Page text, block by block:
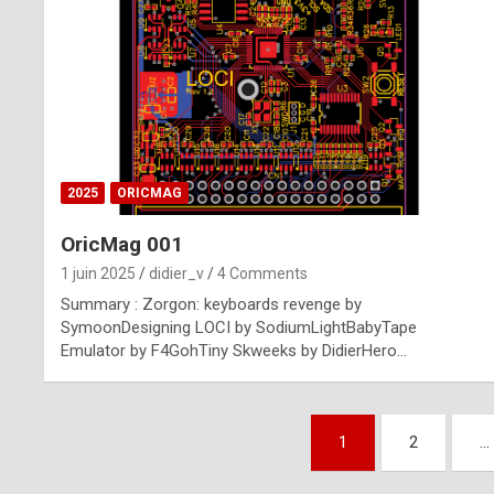
2025 ORICMAG
OricMag 001
1 juin 2025 didier_v 4 Comments
Summary : Zorgon: keyboards revenge by
SymoonDesigning LOCI by SodiumLightBabyTape
Emulator by F4GohTiny Skweeks by DidierHero…
1 2 …